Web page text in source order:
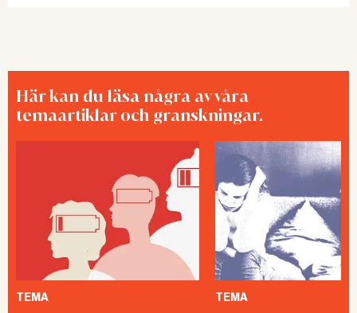
Här kan du läsa några av våra
temaartiklar och granskningar.
TEMA TEMA